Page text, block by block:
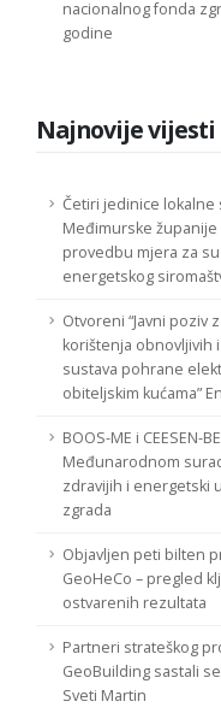
nacionalnog fonda
godine
Najnovije vijesti
Četiri jedinice lokalne
Međimurske
provedbu mjera za
energetskog
Otvoreni “Javni poziv
korištenja obnovljivih
sustava pohrane
obiteljskim kućama”
BOOS-ME i CEESEN-
Međunarodnom
zdravijih i energetski
zgrada
Objavljen peti bilten
GeoHeCo – pregled
ostvarenih rezultata
Partneri strateškog
GeoBuilding sastali
Sveti Martin